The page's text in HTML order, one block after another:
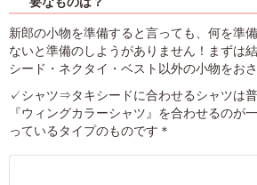
新郎の小物を準備すると言っても、何を準
ないと準備のしようがありません！まずは
シード・ネクタイ・ベスト以外の小物をお
✓シャツ⇒タキシードに合わせるシャツは普
『ウィングカラーシャツ』を合わせるのが
っているタイプのものです＊